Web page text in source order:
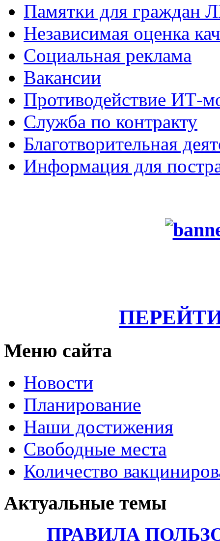
Памятки для граждан
Независимая оценка
Социальная реклама
Вакансии
Противодействие ИТ-
Служба по контракту
Благотворительная
Информация для
Меню сайта
Новости
Планирование
Наши достижения
Свободные места
Количество
Актуальные темы
ПРАВИЛА
Социальное
сопровождение
Основными
показателями
для
социального
сопровождения
неблагоприятные
психологические